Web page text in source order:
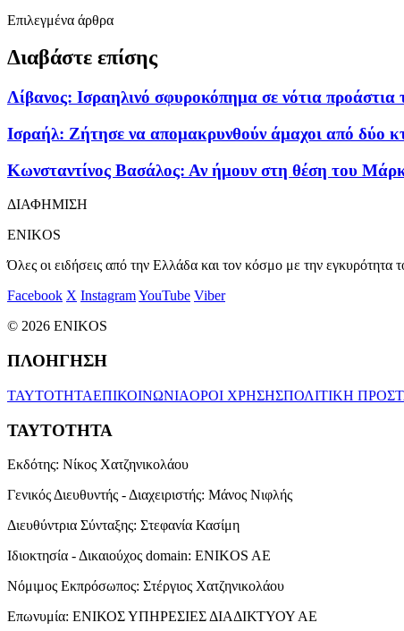
Επιλεγμένα άρθρα
Διαβάστε επίσης
Λίβανος: Ισραηλινό σφυροκόπημα σε νότια
Ισραήλ: Ζήτησε να απομακρυνθούν άμαχοι από δύο
Κωνσταντίνος Βασάλος: Αν ήμουν στη θέση του
ΔΙΑΦΗΜΙΣΗ
ENIKOS
Όλες οι ειδήσεις από την Ελλάδα και τον κόσμο με την εγκυρότητα
Facebook X InstagramYouTube Viber
© 2026 ENIKOS
ΠΛΟΗΓΗΣΗ
ΤΑΥΤΟΤΗΤΑΕΠΙΚΟΙΝΩΝΙΑΟΡΟΙ ΧΡΗΣΗΣΠΟΛΙΤΙΚΗ
ΤΑΥΤΟΤΗΤΑ
Εκδότης: Νίκος Χατζηνικολάου
Γενικός Διευθυντής - Διαχειριστής: Μάνος Νιφλής
Διευθύντρια Σύνταξης: Στεφανία Κασίμη
Ιδιοκτησία - Δικαιούχος domain: ENIKOS AE
Νόμιμος Εκπρόσωπος: Στέργιος Χατζηνικολάου
Επωνυμία: ΕΝΙΚΟΣ ΥΠΗΡΕΣΙΕΣ ΔΙΑΔΙΚΤΥΟΥ ΑΕ